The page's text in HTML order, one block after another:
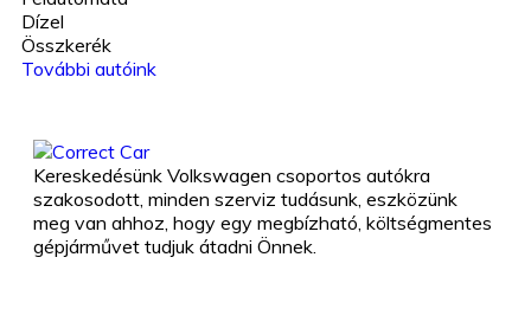
Dízel
Összkerék
További autóink
Kereskedésünk Volkswagen csoportos autókra
szakosodott, minden szerviz tudásunk, eszközünk
meg van ahhoz, hogy egy megbízható, költségmentes
gépjárművet tudjuk átadni Önnek.